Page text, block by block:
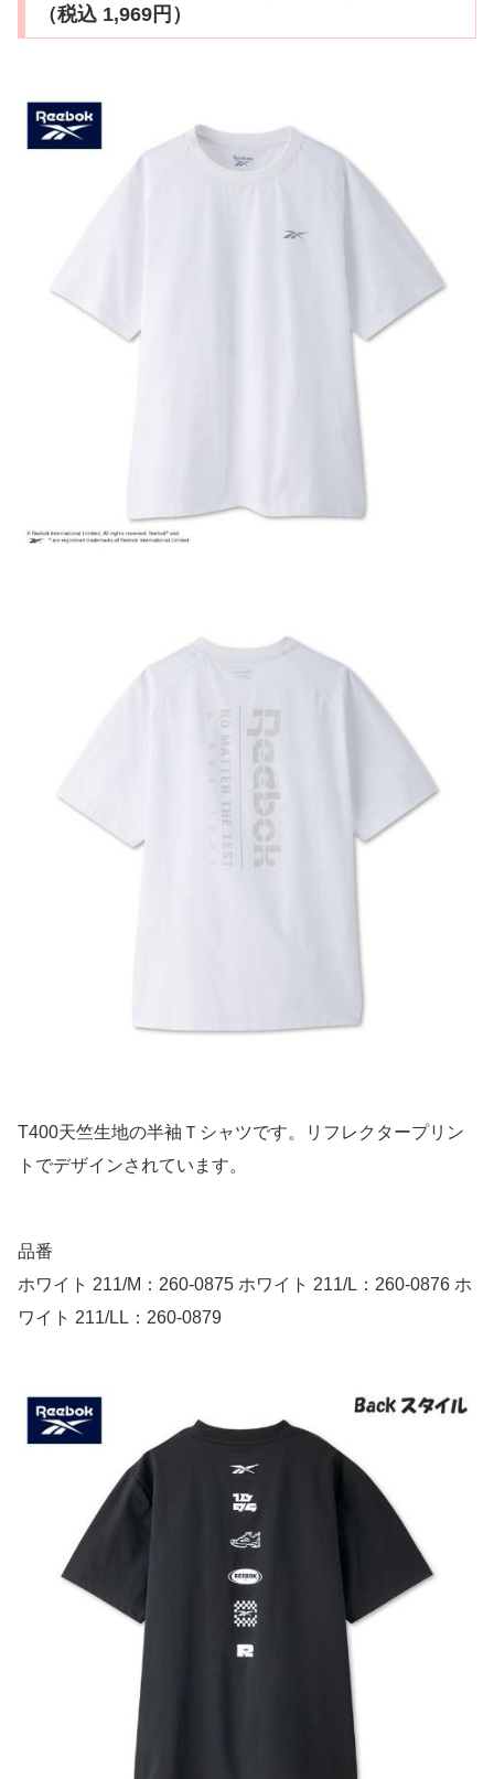
（税込 1,969円）
T400天竺生地の半袖Ｔシャツです。リフレクタープリン
トでデザインされています。
品番
ホワイト 211/M：260-0875 ホワイト 211/L：260-0876 ホ
ワイト 211/LL：260-0879